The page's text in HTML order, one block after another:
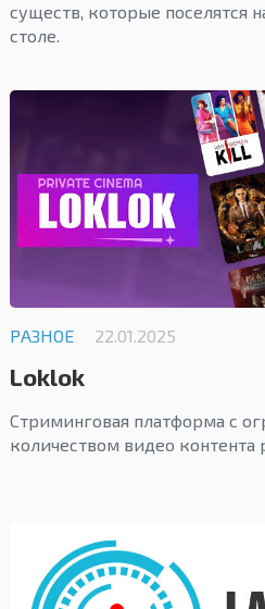
существ, которые поселятся
столе.
РАЗНОЕ 22.01.2025
Loklok
Стриминговая платформа с
количеством видео контента